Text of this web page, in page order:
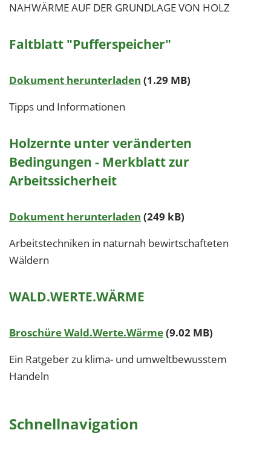
NAHWÄRME AUF DER GRUNDLAGE VON HOLZ
Faltblatt "Pufferspeicher"
Dokument herunterladen (1.29 MB)
Tipps und Informationen
Holzernte unter veränderten
Bedingungen - Merkblatt zur
Arbeitssicherheit
Dokument herunterladen (249 kB)
Arbeitstechniken in naturnah bewirtschafteten
Wäldern
WALD.WERTE.WÄRME
Broschüre Wald.Werte.Wärme(9.02 MB)
Ein Ratgeber zu klima- und umweltbewusstem
Handeln
Schnellnavigation